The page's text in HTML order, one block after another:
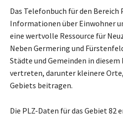
Das Telefonbuch für den Bereich
Informationen über Einwohner
eine wertvolle Ressource für
Neben Germering und
Städte und Gemeinden in
vertreten, darunter kleinere
Gebiets beitragen.
Die PLZ-Daten für das Gebiet 82